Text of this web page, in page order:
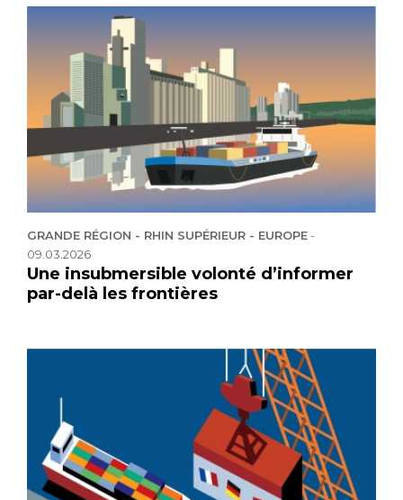
GRANDE RÉGION - RHIN SUPÉRIEUR - EUROPE-
09.03.2026
Une insubmersible volonté d’informer
par-delà les frontières